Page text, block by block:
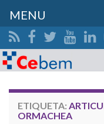
Search for:
ETIQUETA:
ORMACHEA
MENU